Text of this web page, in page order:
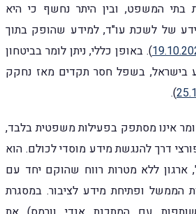
בתי המשפט, ובין היתר נחשף כי היא
של לשכת עו"ד, למידע שהופק בתוך
). באופן כללי, ניתן לומר בביטחון
בישראל, בשפל חסר תקדים מאז נחקק
).
אינו מסתפק בפעילות משפטית בלבד,
דרך להנגשת מידע מוסדי לכולם. הוא
ארגון ללא מטרות רווח שהוקם יחד עם
הממשל ופתיחת מידע לציבור. במסגרת